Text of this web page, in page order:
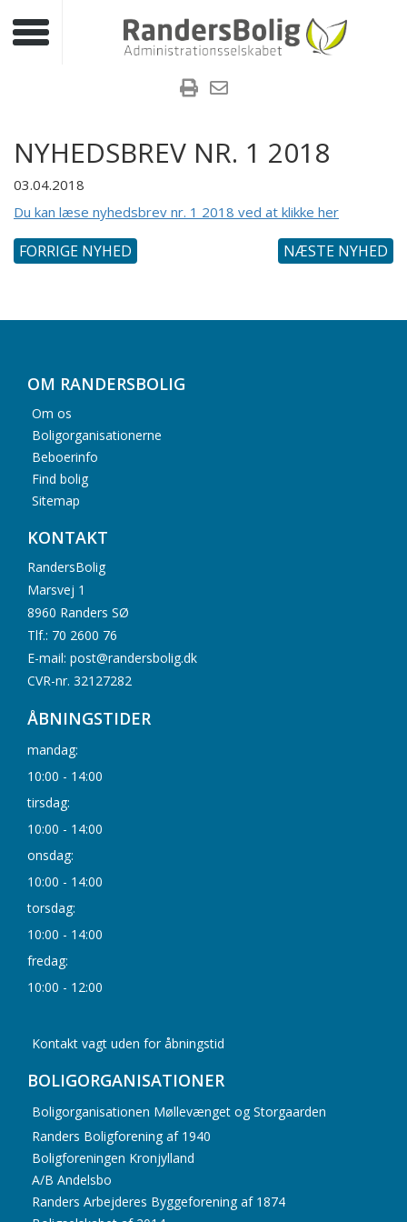
Toggle navigation
NYHEDSBREV NR. 1 2018
03.04.2018
Du kan læse nyhedsbrev nr. 1 2018 ved at klikke her
FORRIGE NYHED NÆSTE NYHED
OM RANDERSBOLIG
Om os
Boligorganisationerne
Beboerinfo
Find bolig
Sitemap
KONTAKT
RandersBolig
Marsvej 1
8960 Randers SØ
Tlf.: 70 2600 76
E-mail: post@randersbolig.dk
CVR-nr. 32127282
ÅBNINGSTIDER
mandag:
10:00 - 14:00
tirsdag:
10:00 - 14:00
onsdag:
10:00 - 14:00
torsdag:
10:00 - 14:00
fredag:
10:00 - 12:00
Kontakt vagt uden for åbningstid
BOLIGORGANISATIONER
Boligorganisationen Møllevænget og Storgaarden
Randers Boligforening af 1940
Boligforeningen Kronjylland
A/B Andelsbo
Randers Arbejderes Byggeforening af 1874